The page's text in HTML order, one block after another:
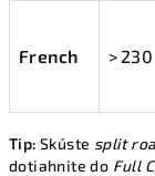
French > 230
Tip: Skúste split
dotiahnite do Full